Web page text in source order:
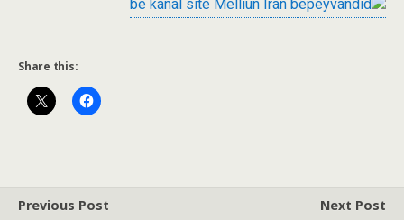
Share this:
Previous Post Next Post